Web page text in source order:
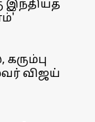
இந்தியத்
விஜய்